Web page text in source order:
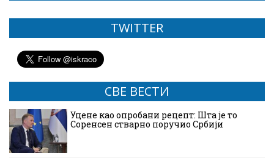
TWITTER
СВЕ ВЕСТИ
Уцене као опробани рецепт: Шта је то
Соренсен стварно поручио Србији